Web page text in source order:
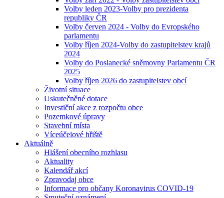
Volby leden 2023-Volby pro prezidenta
republiky ČR
Volby červen 2024 - Volby do Evropského
parlamentu
Volby říjen 2024-Volby do zastupitelstev krajů
2024
Volby do Poslanecké sněmovny Parlamentu ČR
2025
Volby říjen 2026 do zastupitelstev obcí
Životní situace
Uskutečněné dotace
Investiční akce z rozpočtu obce
Pozemkové úpravy
Stavební místa
Víceúčelové hřiště
Aktuálně
Hlášení obecního rozhlasu
Aktuality
Kalendář akcí
Zpravodaj obce
Informace pro občany Koronavirus COVID-19